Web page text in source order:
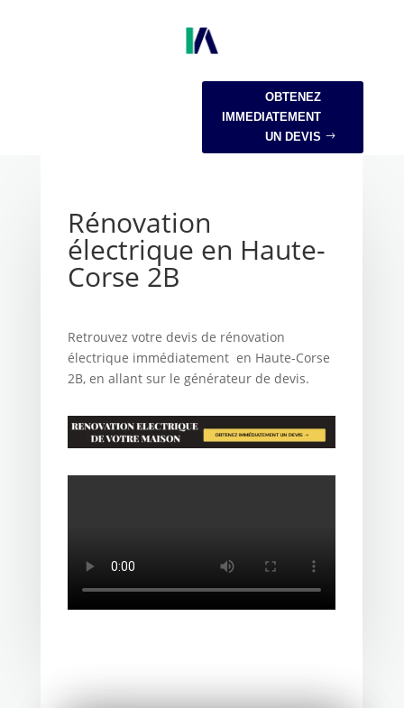
OBTENEZ
IMMEDIATEMENT
UN DEVIS
Rénovation
électrique en Haute-
Corse 2B
Retrouvez votre devis de rénovation
électrique immédiatement en Haute-Corse
2B, en allant sur le générateur de devis.